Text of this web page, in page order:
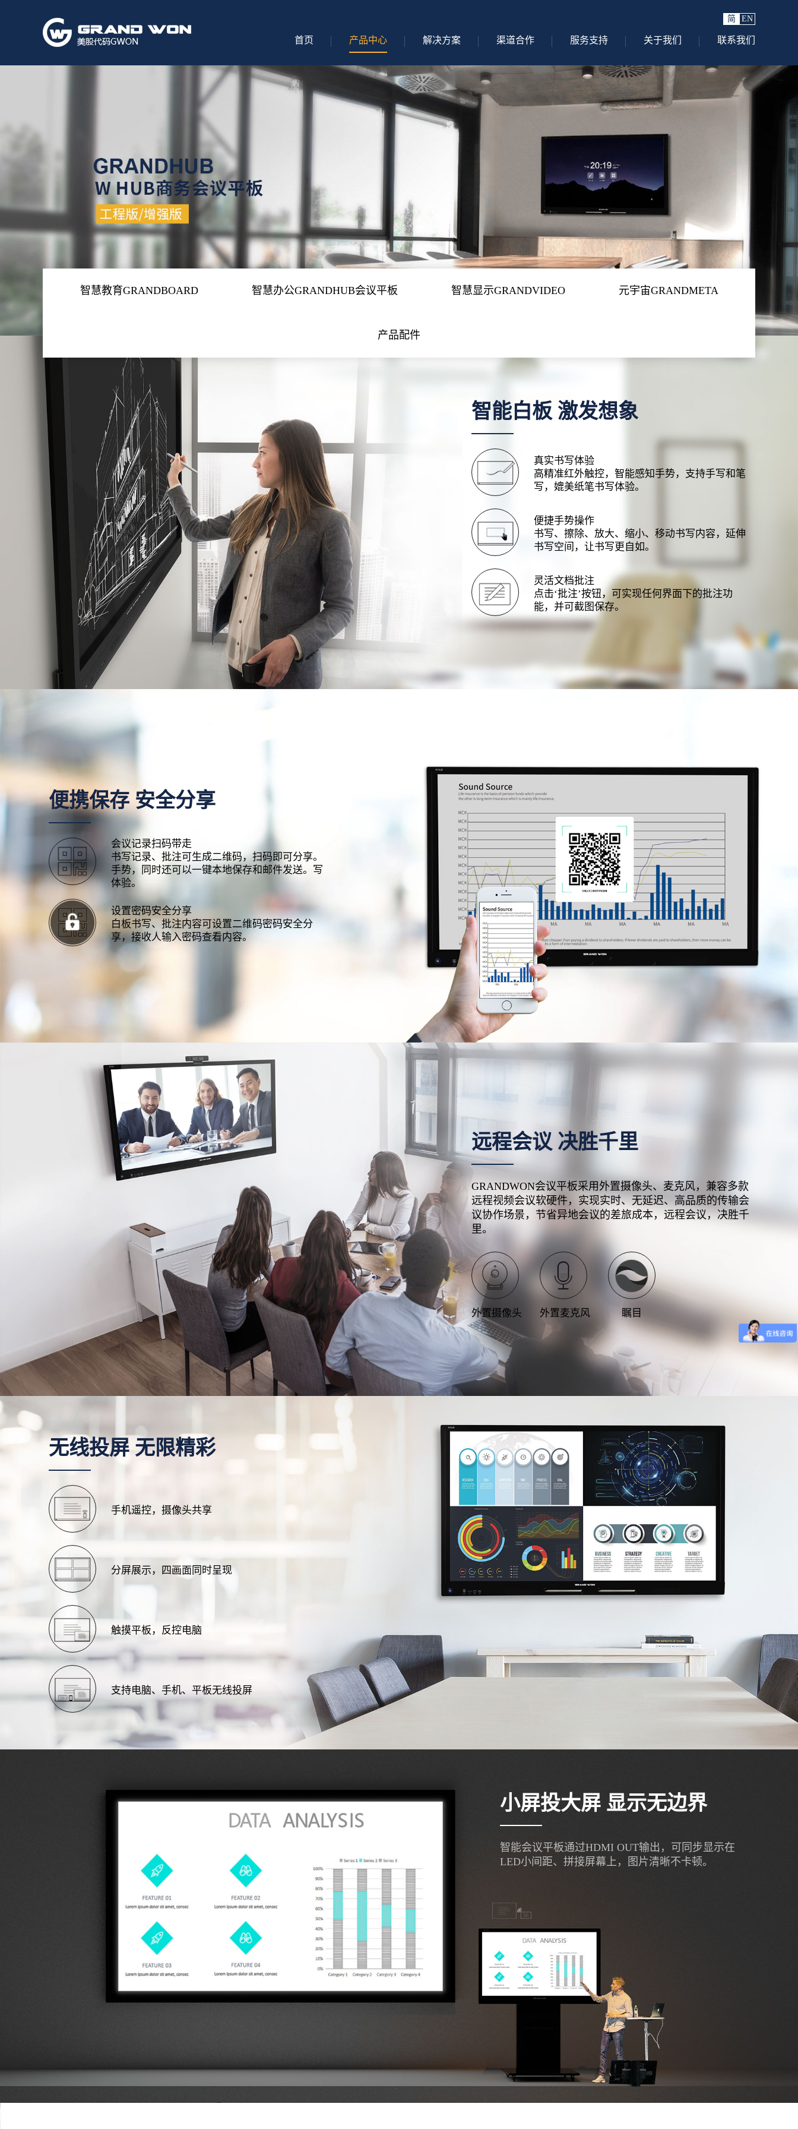
简 EN
首页 产品中心 解决方案 渠道合作 服务支持 关于我们 联系我们
智慧教育GRANDBOARD 智慧办公GRANDHUB会议平板 智慧显示GRANDVIDEO 元宇宙GRANDMETA
产品配件
智能白板 激发想象
真实书写体验
高精准红外触控，智能感知手势，支持手写和笔
写，媲美纸笔书写体验。
便捷手势操作
书写、擦除、放大、缩小、移动书写内容，延伸
书写空间，让书写更自如。
灵活文档批注
点击‘批注’按钮，可实现任何界面下的批注功
能，并可截图保存。
便携保存 安全分享
会议记录扫码带走
书写记录、批注可生成二维码，扫码即可分享。
手势，同时还可以一键本地保存和邮件发送。写
体验。
设置密码安全分享
白板书写、批注内容可设置二维码密码安全分
享，接收人输入密码查看内容。
远程会议 决胜千里
GRANDWON会议平板采用外置摄像头、麦克风，兼容多款
远程视频会议软硬件，实现实时、无延迟、高品质的传输会
议协作场景，节省异地会议的差旅成本，远程会议，决胜千
里。
外置摄像头 外置麦克风 瞩目
无线投屏 无限精彩
手机遥控，摄像头共享
分屏展示，四画面同时呈现
触摸平板，反控电脑
支持电脑、手机、平板无线投屏
小屏投大屏 显示无边界
智能会议平板通过HDMI OUT输出，可同步显示在
LED小间距、拼接屏幕上，图片清晰不卡顿。